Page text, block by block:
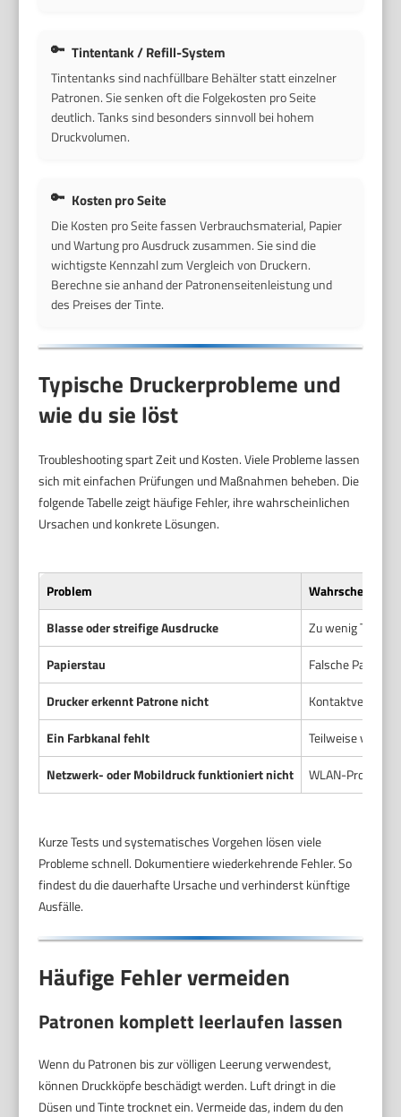
Tintentank / Refill-System
Tintentanks sind nachfüllbare Behälter statt einzelner
Patronen. Sie senken oft die Folgekosten pro Seite
deutlich. Tanks sind besonders sinnvoll bei hohem
Druckvolumen.
Kosten pro Seite
Die Kosten pro Seite fassen Verbrauchsmaterial, Papier
und Wartung pro Ausdruck zusammen. Sie sind die
wichtigste Kennzahl zum Vergleich von Druckern.
Berechne sie anhand der Patronenseitenleistung und
des Preises der Tinte.
Typische Druckerprobleme und
wie du sie löst
Troubleshooting spart Zeit und Kosten. Viele Probleme lassen
sich mit einfachen Prüfungen und Maßnahmen beheben. Die
folgende Tabelle zeigt häufige Fehler, ihre wahrscheinlichen
Ursachen und konkrete Lösungen.
Problem
Blasse oder streifige Ausdrucke
Zu wenig Tinte
Papierstau
Falsche
Drucker erkennt Patrone nicht
Ein Farbkanal fehlt
Teilweise
Netzwerk- oder Mobildruck funktioniert nicht
WLAN-
Kurze Tests und systematisches Vorgehen lösen viele
Probleme schnell. Dokumentiere wiederkehrende Fehler. So
findest du die dauerhafte Ursache und verhinderst künftige
Ausfälle.
Häufige Fehler vermeiden
Patronen komplett leerlaufen lassen
Wenn du Patronen bis zur völligen Leerung verwendest,
können Druckköpfe beschädigt werden. Luft dringt in die
Düsen und Tinte trocknet ein. Vermeide das, indem du den